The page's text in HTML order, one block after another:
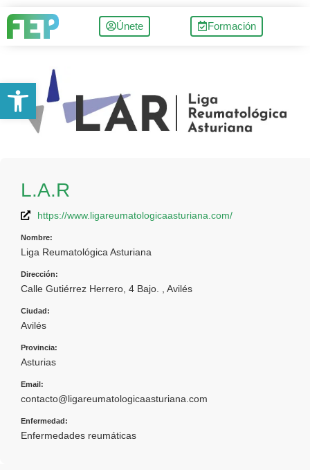
Únete Formación
L.A.R
https://www.ligareumatologicaasturiana.com/
Nombre:
Liga Reumatológica Asturiana
Dirección:
Calle Gutiérrez Herrero, 4 Bajo. , Avilés
Ciudad:
Avilés
Provincia:
Asturias
Email:
contacto@ligareumatologicaasturiana.com
Enfermedad:
Enfermedades reumáticas
Abrir barra de herramientas